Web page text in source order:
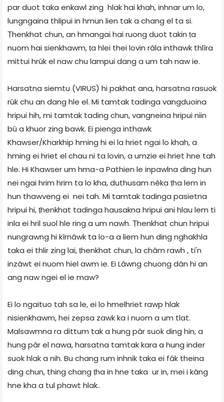
par duot taka enkawl zing hlak hai khah, inhnar um lo,
lungngaina thlipui in hmun lien tak a chang el ta si.
Ṭhenkhat chun, an hmangai hai ruong duot takin ṭa
nuom hai sienkhawm, ṭa hlei thei lovin râla inthawk thlîra
mittui hrûk el naw chu lampui dang a um tah naw ie.
Harsatna siemtu (VIRUS) hi pakhat ana, harsatna rasuok
rûk chu an dang hle el. Mi tamtak tadinga vangduoina
hripui hih, mi tamtak tading chun, vangneina hripui niin
bû a khuor zing bawk. Ei pienga inthawk
Khawser/Kharkhip hming hi ei la hriet ngai lo khah, a
hming ei hriet el chau ni ta lovin, a umzie ei hriet hne tah
hle. Hi Khawser um hma-a Pathien le inpawlna ding hun
nei ngai hrim hrim ta lo kha, duthusam nêka ṭha lem in
hun thawveng ei nei tah. Mi tamtak tadinga pasietna
hripui hi, ṭhenkhat tadinga hausakna hripui ani hlau lem ti
inla ei hril suol hle ring a um nawh. Ṭhenkhat chun hripui
nungrawng hi kîrnâwk ta lo-a a liem hun ding nghakhla
taka ei thlir zing lai, ṭhenkhat chun, la châm rawh , ti'n
inzâwt ei nuom hiel awm ie. Ei Lâwng chuong dân hi an
ang naw ngei el ie maw?
Ei lo ngaituo tah sa le, ei lo hmelhriet rawp hlak
nisienkhawm, hei zepsa zawk ka i nuom a um tlat.
Malsawmna ra dittum tak a hung pâr suok ding hin, a
hung pâr el nawa, harsatna tamtak kara a hung inder
suok hlak a nih. Bu chang rum inhnik taka ei fâk theina
ding chun, thing chang ṭha in hne taka ur in, mei i kâng
hne kha a tul phawt hlak..